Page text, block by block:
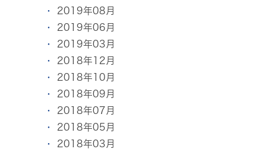
2019年08月
2019年06月
2019年03月
2018年12月
2018年10月
2018年09月
2018年07月
2018年05月
2018年03月